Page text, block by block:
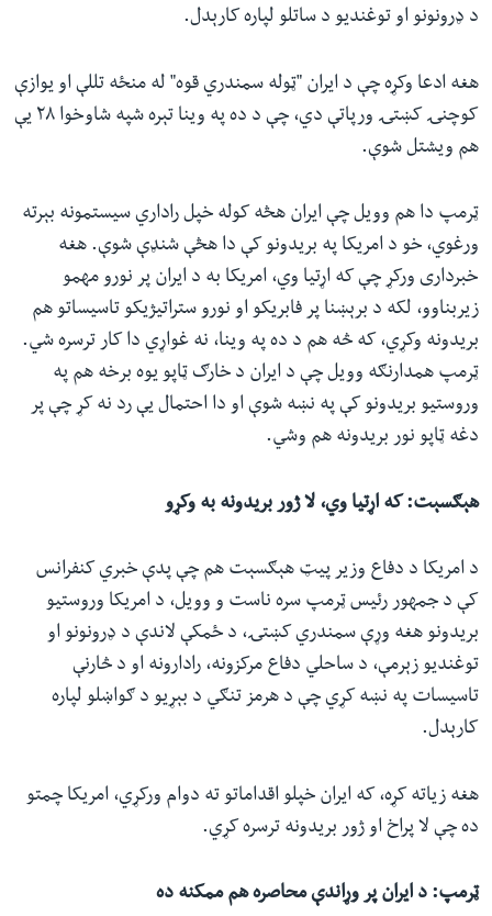
د ډرونونو او توغندیو د ساتلو لپاره کارېدل.
هغه ادعا وکړه چې د ایران "ټوله سمندري قوه" له منځه تللې او یوازې
کوچنۍ کښتۍ ورپاتې دي، چې د ده په وینا تېره شپه شاوخوا ۲۸ یې
هم ویشتل شوې.
ټرمپ دا هم وویل چې ایران هڅه کوله خپل راداري سیستمونه بېرته
ورغوي، خو د امریکا په بریدونو کې دا هڅې شنډې شوې. هغه
خبرداری ورکړ چې که اړتیا وي، امریکا به د ایران پر نورو مهمو
زیربناوو، لکه د برېښنا پر فابریکو او نورو ستراتیژیکو تاسیساتو هم
بریدونه وکړي، که څه هم د ده په وینا، نه غواړي دا کار ترسره شي.
ټرمپ همدارنګه وویل چې د ایران د خارګ ټاپو یوه برخه هم په
وروستیو بریدونو کې په نښه شوې او دا احتمال یې رد نه کړ چې پر
دغه ټاپو نور بریدونه هم وشي.
هېګسېت: که اړتیا وي، لا ژور بریدونه به وکړو
د امریکا د دفاع وزیر پیټ هېګسېت هم چې پدې خبري کنفرانس
کې د جمهور رئیس ټرمپ سره ناست و وویل، د امریکا وروستیو
بریدونو هغه وړې سمندري کښتۍ، د ځمکې لاندې د ډرونونو او
توغندیو زېرمې، د ساحلي دفاع مرکزونه، رادارونه او د څارنې
تاسیسات په نښه کړي چې د هرمز تنګي د بېړیو د ګواښلو لپاره
کارېدل.
هغه زیاته کړه، که ایران خپلو اقداماتو ته دوام ورکړي، امریکا چمتو
ده چې لا پراخ او ژور بریدونه ترسره کړي.
ټرمپ: د ایران پر وړاندې محاصره هم ممکنه ده